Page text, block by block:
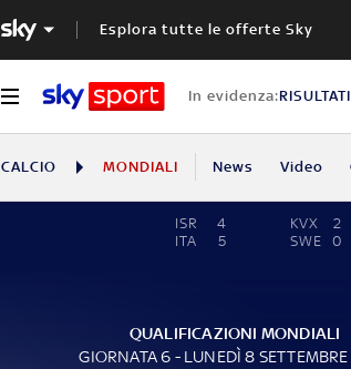
Esplora tutte le offerte Sky
In evidenza:
CALCIO MONDIALI News Video
ISR
4
ITA
5
KVX
2
SWE
0
QUALIFICAZIONI MONDIALI
GIORNATA 6 - LUNEDÌ 8